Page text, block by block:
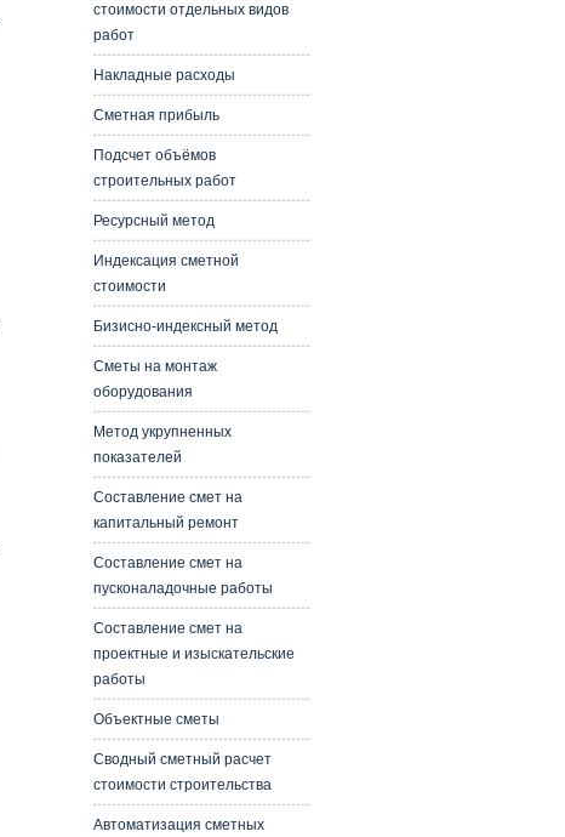
стоимости отдельных видов
работ
Накладные расходы
Сметная прибыль
Подсчет объёмов
строительных работ
Ресурсный метод
Индексация сметной
стоимости
Бизисно-индексный метод
Сметы на монтаж
оборудования
Метод укрупненных
показателей
Составление смет на
капитальный ремонт
Составление смет на
пусконаладочные работы
Составление смет на
проектные и изыскательские
работы
Объектные сметы
Сводный сметный расчет
стоимости строительства
Автоматизация сметных